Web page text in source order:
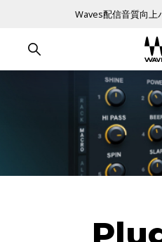
Waves配信音質向上